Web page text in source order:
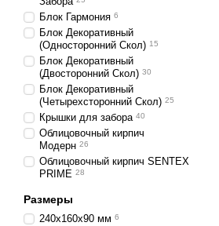
Блок Гармония 6
Блок Декоративный
(Односторонний Скол) 15
Блок Декоративный
(Двосторонний Скол) 30
Блок Декоративный
(Четырехсторонний Скол) 25
Крышки для забора 40
Облицовочный кирпич
Модерн 26
Облицовочный кирпич SENTEX
PRIME 28
Размеры
240х160х90 мм 6